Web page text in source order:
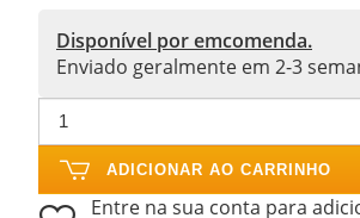
Disponível por emcomenda.
Enviado geralmente em 2-3
ADICIONAR AO CARRINHO
Entre na sua conta para